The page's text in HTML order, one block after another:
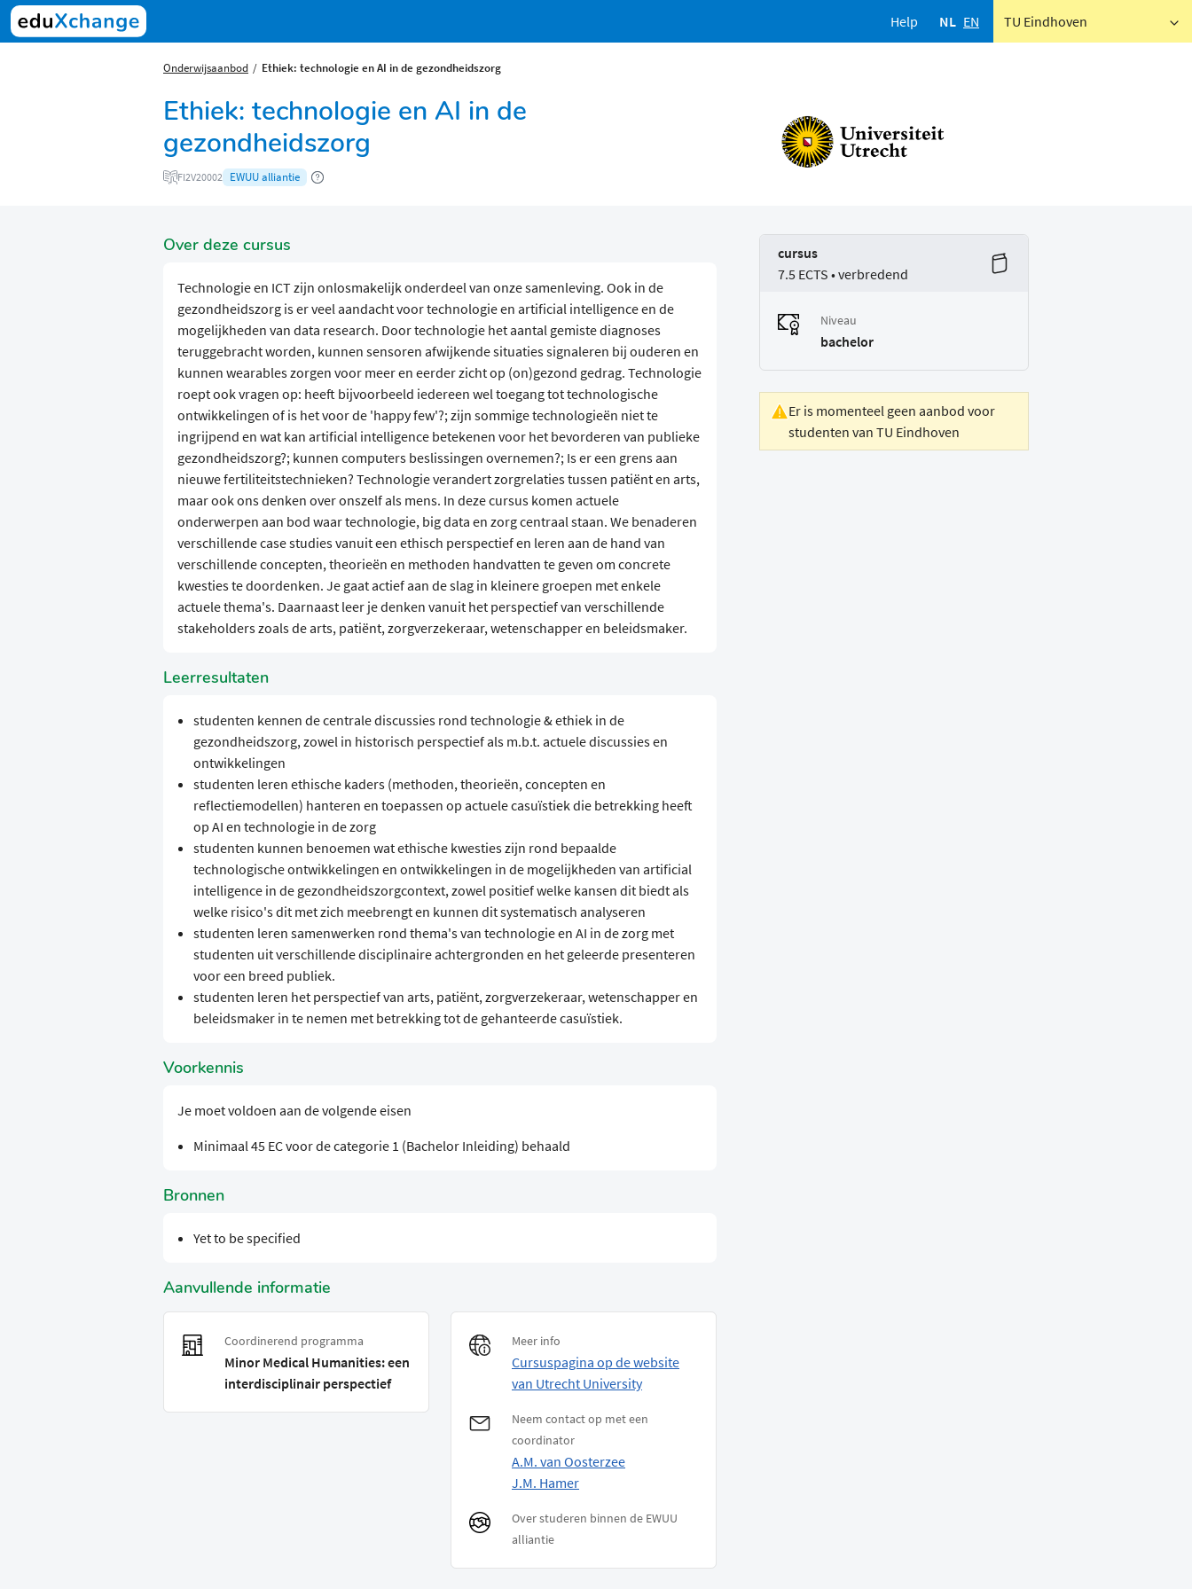
Help NL EN TU Eindhoven
Onderwijsaanbod Ethiek: technologie en AI in de gezondheidszorg
Ethiek: technologie en AI in de
gezondheidszorg
FI2V20002 EWUU alliantie
Over deze cursus
Technologie en ICT zijn onlosmakelijk onderdeel van onze samenleving. Ook in de
gezondheidszorg is er veel aandacht voor technologie en artificial intelligence en de
mogelijkheden van data research. Door technologie het aantal gemiste diagnoses
teruggebracht worden, kunnen sensoren afwijkende situaties signaleren bij ouderen en
kunnen wearables zorgen voor meer en eerder zicht op (on)gezond gedrag. Technologie
roept ook vragen op: heeft bijvoorbeeld iedereen wel toegang tot technologische
ontwikkelingen of is het voor de 'happy few'?; zijn sommige technologieën niet te
ingrijpend en wat kan artificial intelligence betekenen voor het bevorderen van publieke
gezondheidszorg?; kunnen computers beslissingen overnemen?; Is er een grens aan
nieuwe fertiliteitstechnieken? Technologie verandert zorgrelaties tussen patiënt en arts,
maar ook ons denken over onszelf als mens. In deze cursus komen actuele
onderwerpen aan bod waar technologie, big data en zorg centraal staan. We benaderen
verschillende case studies vanuit een ethisch perspectief en leren aan de hand van
verschillende concepten, theorieën en methoden handvatten te geven om concrete
kwesties te doordenken. Je gaat actief aan de slag in kleinere groepen met enkele
actuele thema's. Daarnaast leer je denken vanuit het perspectief van verschillende
stakeholders zoals de arts, patiënt, zorgverzekeraar, wetenschapper en beleidsmaker.
Leerresultaten
studenten kennen de centrale discussies rond technologie & ethiek in de
gezondheidszorg, zowel in historisch perspectief als m.b.t. actuele discussies en
ontwikkelingen
studenten leren ethische kaders (methoden, theorieën, concepten en
reflectiemodellen) hanteren en toepassen op actuele casuïstiek die betrekking heeft
op AI en technologie in de zorg
studenten kunnen benoemen wat ethische kwesties zijn rond bepaalde
technologische ontwikkelingen en ontwikkelingen in de mogelijkheden van artificial
intelligence in de gezondheidszorgcontext, zowel positief welke kansen dit biedt als
welke risico's dit met zich meebrengt en kunnen dit systematisch analyseren
studenten leren samenwerken rond thema's van technologie en AI in de zorg met
studenten uit verschillende disciplinaire achtergronden en het geleerde presenteren
voor een breed publiek.
studenten leren het perspectief van arts, patiënt, zorgverzekeraar, wetenschapper en
beleidsmaker in te nemen met betrekking tot de gehanteerde casuïstiek.
Voorkennis
Je moet voldoen aan de volgende eisen
Minimaal 45 EC voor de categorie 1 (Bachelor Inleiding) behaald
Bronnen
Yet to be specified
Aanvullende informatie
Coordinerend programma
Minor Medical Humanities: een
interdisciplinair perspectief
Meer info
Cursuspagina op de website
van Utrecht University
Neem contact op met een
coordinator
A.M. van Oosterzee
J.M. Hamer
Over studeren binnen de EWUU
alliantie
cursus
7.5 ECTS • verbredend
Niveau
bachelor
Er is momenteel geen aanbod voor
studenten van TU Eindhoven